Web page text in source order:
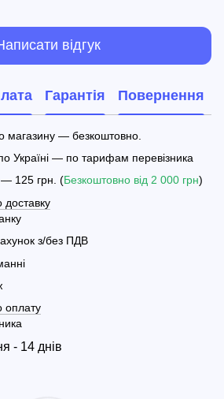
відгук
Гарантія Повернення
магазину — безкоштовно.
Україні — по тарифам перевізника
— 125 грн. (Безкоштовно від 2 000 грн)
доставку
з/без ПДВ
оплату
- 14 днів